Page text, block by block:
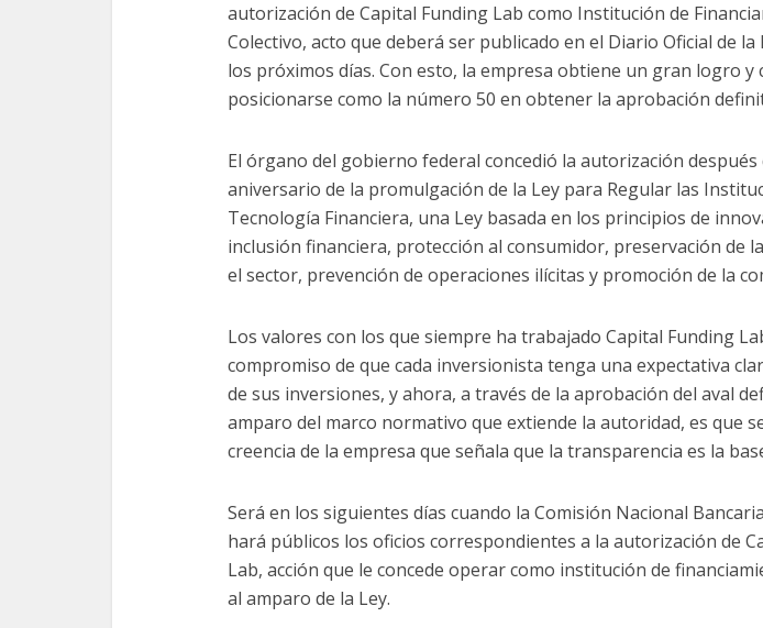
autorización de Capital Funding Lab como Institución de
Colectivo, acto que deberá ser publicado en el Diario Oficial de la
los próximos días. Con esto, la empresa obtiene un gran logro y
posicionarse como la número 50 en obtener la aprobación
El órgano del gobierno federal concedió la autorización
aniversario de la promulgación de la Ley para Regular las
Tecnología Financiera, una Ley basada en los principios de
inclusión financiera, protección al consumidor, preservación de
el sector, prevención de operaciones ilícitas y promoción de la
Los valores con los que siempre ha trabajado Capital Funding
compromiso de que cada inversionista tenga una expectativa
de sus inversiones, y ahora, a través de la aprobación del aval
amparo del marco normativo que extiende la autoridad, es que
creencia de la empresa que señala que la transparencia es la
Será en los siguientes días cuando la Comisión Nacional
hará públicos los oficios correspondientes a la autorización de
Lab, acción que le concede operar como institución de
al amparo de la Ley.